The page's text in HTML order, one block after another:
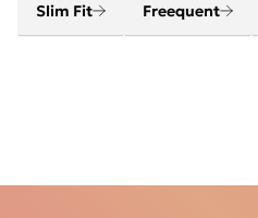
Slim Fit Freequent